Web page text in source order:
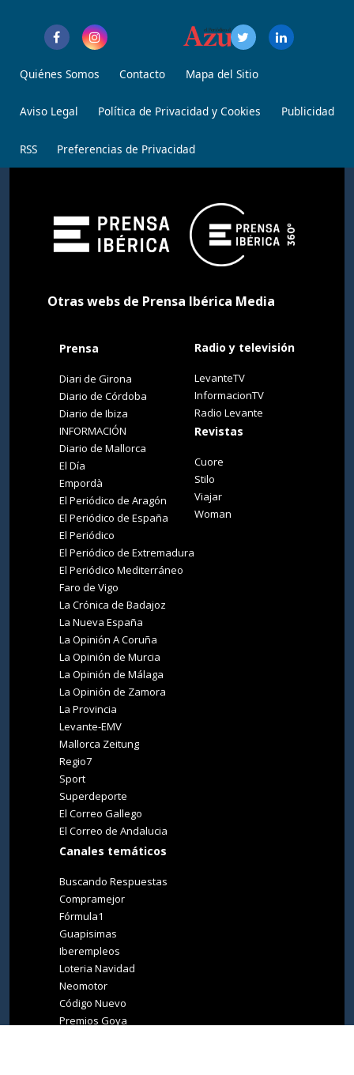
Quiénes Somos Contacto Mapa del Sitio
Aviso Legal Política de Privacidad y Cookies Publicidad
RSS Preferencias de Privacidad
Otras webs de Prensa Ibérica Media
Prensa
Diari de Girona
Diario de Córdoba
Diario de Ibiza
INFORMACIÓN
Diario de Mallorca
El Día
Empordà
El Periódico de Aragón
El Periódico de España
El Periódico
El Periódico de Extremadura
El Periódico Mediterráneo
Faro de Vigo
La Crónica de Badajoz
La Nueva España
La Opinión A Coruña
La Opinión de Murcia
La Opinión de Málaga
La Opinión de Zamora
La Provincia
Levante-EMV
Mallorca Zeitung
Regio7
Sport
Superdeporte
El Correo Gallego
El Correo de Andalucia
Canales temáticos
Buscando Respuestas
Compramejor
Fórmula1
Guapisimas
Iberempleos
Loteria Navidad
Neomotor
Código Nuevo
Premios Goya
Radio y televisión
LevanteTV
InformacionTV
Radio Levante
Revistas
Cuore
Stilo
Viajar
Woman